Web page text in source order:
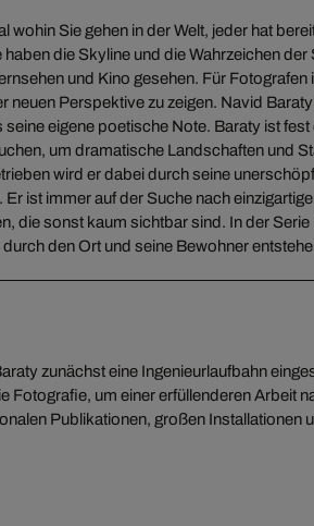
wohin Sie gehen in der Welt, jeder hat
die Skyline und die Wahrzeichen
und Kino gesehen. Für
neuen Perspektive zu zeigen. Navid
seine eigene poetische Note. Baraty ist
um dramatische Landschaften und
wird er dabei durch seine
Er ist immer auf der Suche nach
die sonst kaum sichtbar sind. In der
den Ort und seine Bewohner
tragen zum Gefühl des Ortes
auf eine nicht alltägliche Weise dargestellt
der perfekten Komposition, er ist
der für immer in der Zeit eingefroren
City 1" veranschaulicht diese
der Fluchtpunkt erzeugen das flüchtige
Fenstern zu befinden. Nach und
- ein Erlebnis, das dem
zunächst eine Ingenieurlaufbahn
Fotografie, um einer erfüllenderen Arbeit
Publikationen, großen Installationen
Deutschland und Kolumbien gezeigt. Er
Auszeichnung als einer der Gewinner der